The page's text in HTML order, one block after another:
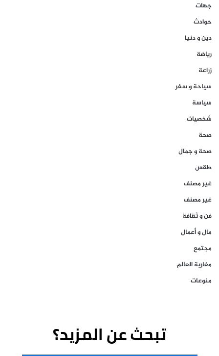
جهات
حوادث
دين و دنيا
رياضة
زراعة
سياحة و سفر
سياسة
شخصيات
صحة
صحة و جمال
طقس
غير مصنف
غير مصنف
فن و ثقافة
مال و أعمال
مجتمع
مغاربة العالم
منوعات
تبحث عن المزيد؟